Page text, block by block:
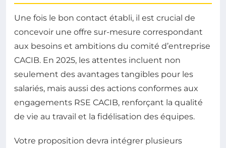
Une fois le bon contact établi, il est crucial de
concevoir une offre sur-mesure correspondant
aux besoins et ambitions du comité d’entreprise
CACIB. En 2025, les attentes incluent non
seulement des avantages tangibles pour les
salariés, mais aussi des actions conformes aux
engagements RSE CACIB, renforçant la qualité
de vie au travail et la fidélisation des équipes.
Votre proposition devra intégrer plusieurs